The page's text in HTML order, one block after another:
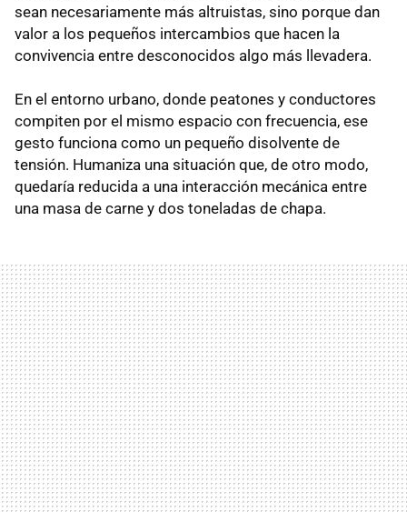
sean necesariamente más altruistas, sino porque dan
valor a los pequeños intercambios que hacen la
convivencia entre desconocidos algo más llevadera.
En el entorno urbano, donde peatones y conductores
compiten por el mismo espacio con frecuencia, ese
gesto funciona como un pequeño disolvente de
tensión. Humaniza una situación que, de otro modo,
quedaría reducida a una interacción mecánica entre
una masa de carne y dos toneladas de chapa.